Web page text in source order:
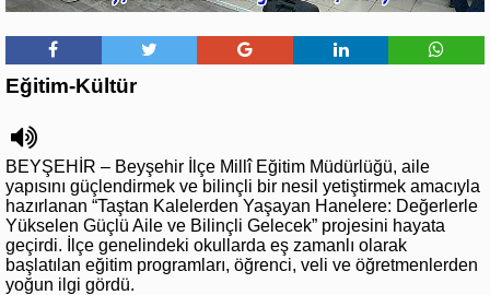
Eğitim-Kültür
BEYŞEHİR – Beyşehir İlçe Millî Eğitim Müdürlüğü, aile
yapısını güçlendirmek ve bilinçli bir nesil yetiştirmek amacıyla
hazırlanan “Taştan Kalelerden Yaşayan Hanelere: Değerlerle
Yükselen Güçlü Aile ve Bilinçli Gelecek” projesini hayata
geçirdi. İlçe genelindeki okullarda eş zamanlı olarak
başlatılan eğitim programları, öğrenci, veli ve öğretmenlerden
yoğun ilgi gördü.